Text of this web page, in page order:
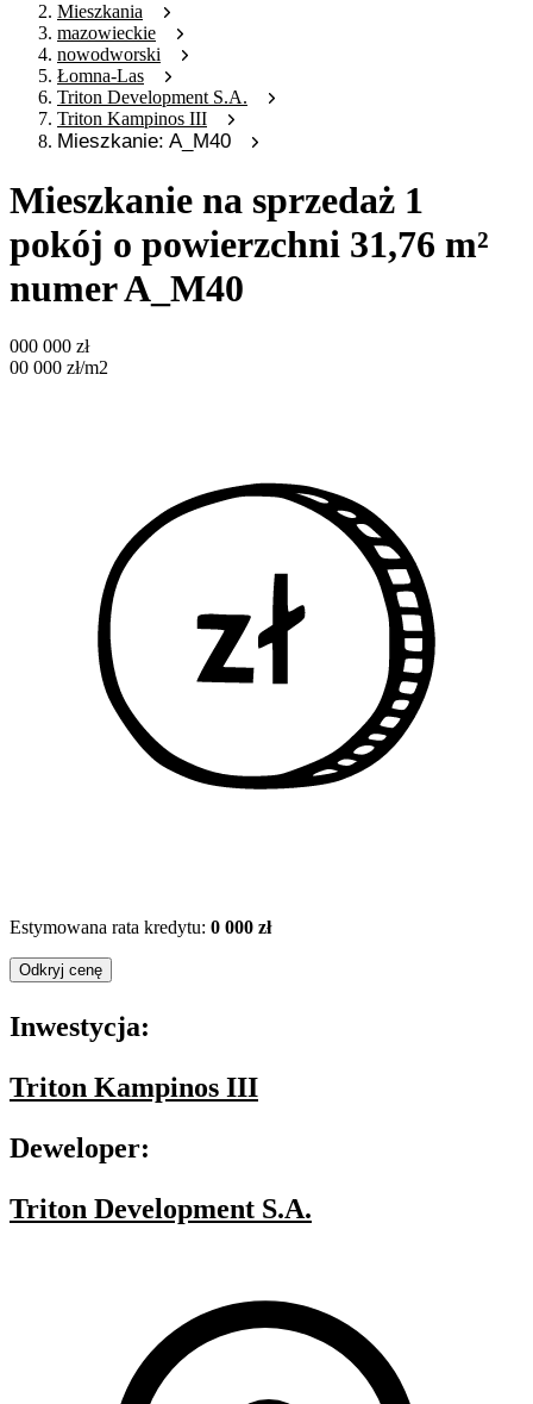
Mieszkania
mazowieckie
nowodworski
Łomna-Las
Triton Development S.A.
Triton Kampinos III
Mieszkanie: A_M40
Mieszkanie na sprzedaż 1
pokój o powierzchni 31,76 m²
numer A_M40
000 000 zł
00 000 zł/m2
Estymowana rata kredytu: 0 000 zł
Odkryj cenę
Inwestycja:
Triton Kampinos III
Deweloper:
Triton Development S.A.